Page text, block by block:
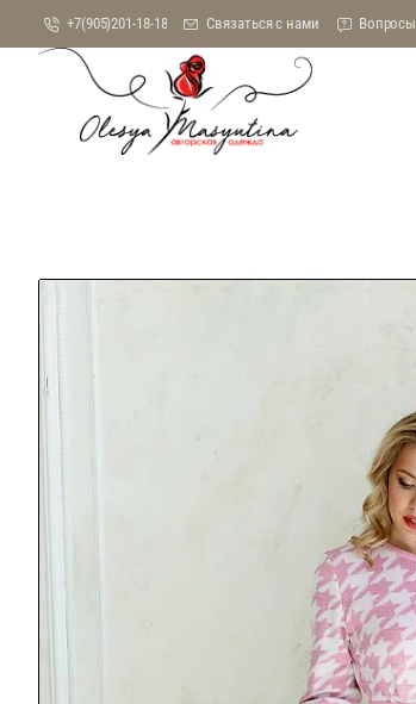
+7(905)201-18-18 Связаться с нами Вопросы